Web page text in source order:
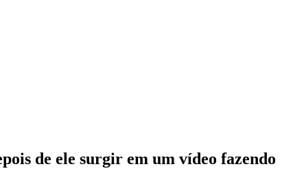
de ele surgir em um vídeo fazendo